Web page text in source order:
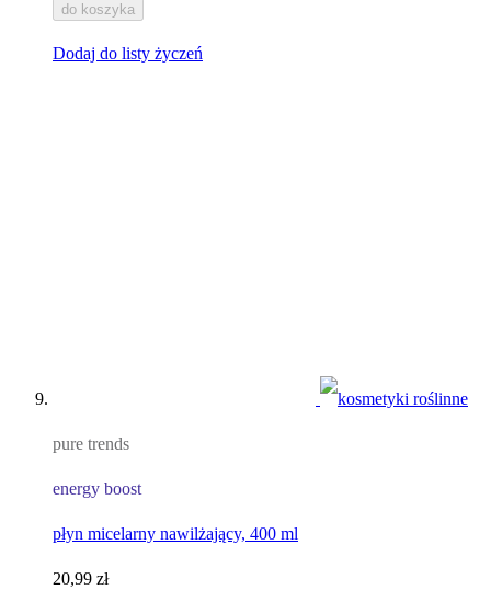
do koszyka
Dodaj do listy życzeń
pure trends
energy boost
płyn micelarny nawilżający, 400 ml
20,99 zł